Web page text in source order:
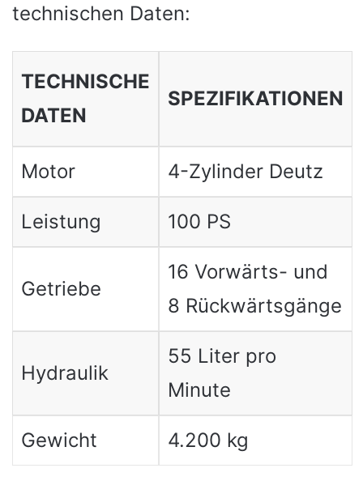
technischen Daten:
TECHNISCHE
DATEN
SPEZIFIKATIONEN
Motor 4-Zylinder Deutz
Leistung 100 PS
Getriebe
16 Vorwärts- und
8 Rückwärtsgänge
Hydraulik
55 Liter pro
Minute
Gewicht 4.200 kg